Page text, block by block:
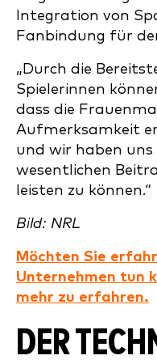
Integration von
Fanbindung für
„Durch die
Spielerinnen
dass die
Aufmerksamkeit
und wir haben
wesentlichen
leisten zu können.“
Bild: NRL
Möchten Sie
Unternehmen tun
mehr zu erfahren.
DER